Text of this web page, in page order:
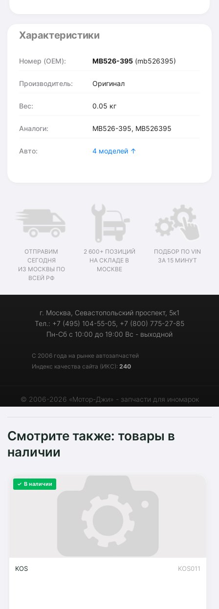
Характеристики
Номер (OEM): MB526-395 (mb526395)
Производитель: Оригинал
Вес: 0.05 кг
Аналоги: MB526-395, MB526395
Авто: 4 моделей ↑
ОТПРАВИМ
СЕГОДНЯ
ИЗ МОСКВЫ ПО
ВСЕЙ РФ
2 600+ ПОЗИЦИЙ
НА СКЛАДЕ В
МОСКВЕ
ПОДБОР ПО VIN
ЗА 15 МИНУТ
г. Москва, Севастопольский проспект, 5к1
Тел.: +7 (495) 104-55-05, +7 (800) 775-27-85
Пн-Сб с 10:00 до 19:00 Вс - выходной
С 2006 года на рынке автозапчастей
Индекс качества сайта (ИКС): 240
© 2006-2026 «Мотор-Джи» - запчасти для иномарок
Смотрите также: товары в
наличии
✓ В наличии
KOS011
KOS